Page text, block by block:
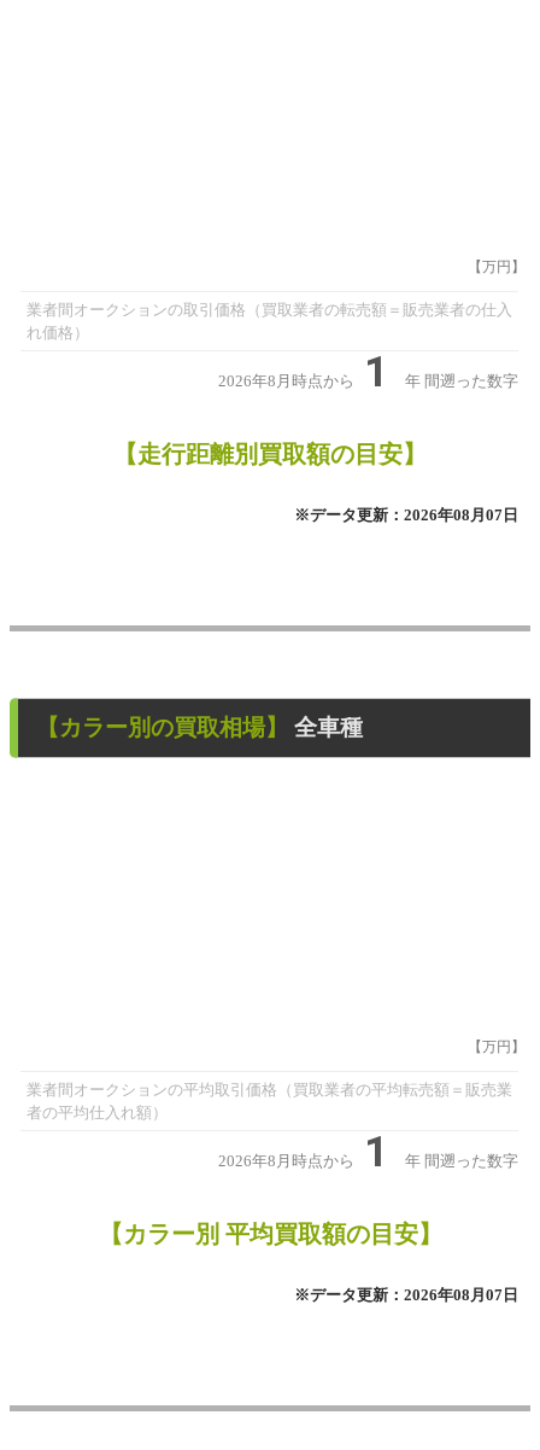
【万円】
業者間オークションの取引価格（買取業者の転売額＝販売業者の仕入
れ価格）
2026年8月時点から 1 年 間遡った数字
【走行距離別買取額の目安】
※データ更新：2026年08月07日
【カラー別の買取相場】 全車種
【万円】
業者間オークションの平均取引価格（買取業者の平均転売額＝販売業
者の平均仕入れ額）
2026年8月時点から 1 年 間遡った数字
【カラー別 平均買取額の目安】
※データ更新：2026年08月07日